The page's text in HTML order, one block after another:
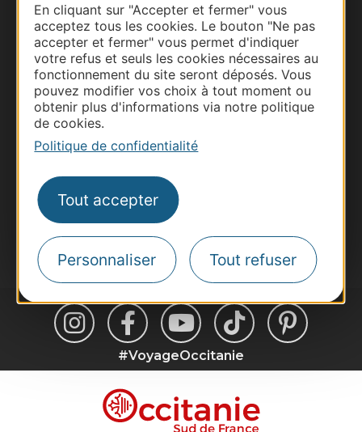
En cliquant sur "Accepter et fermer" vous
acceptez tous les cookies. Le bouton "Ne pas
accepter et fermer" vous permet d'indiquer
votre refus et seuls les cookies nécessaires au
fonctionnement du site seront déposés. Vous
pouvez modifier vos choix à tout moment ou
obtenir plus d'informations via notre politique
de cookies.
Politique de confidentialité
Tout accepter
Personnaliser Tout refuser
Thermalisme
Business/Mice
Pros d'Occitanie
Site presse et d'influence
Voyagistes
Destination Sport
Inscrivez-vous à la lettre d'information
Destination Occitanie pour recevoir des
suggestions de séjours, de visites et de sorties.
Je m'abonne
#VoyageOccitanie